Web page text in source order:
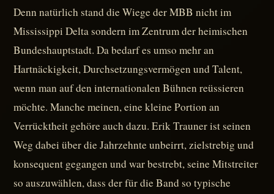
Denn natürlich stand die Wiege der MBB nicht im
Mississippi Delta sondern im Zentrum der heimischen
Bundeshauptstadt. Da bedarf es umso mehr an
Hartnäckigkeit, Durchsetzungsvermögen und Talent,
wenn man auf den internationalen Bühnen reüssieren
möchte. Manche meinen, eine kleine Portion an
Verrücktheit gehöre auch dazu. Erik Trauner ist seinen
Weg dabei über die Jahrzehnte unbeirrt, zielstrebig und
konsequent gegangen und war bestrebt, seine Mitstreiter
so auszuwählen, dass der für die Band so typische